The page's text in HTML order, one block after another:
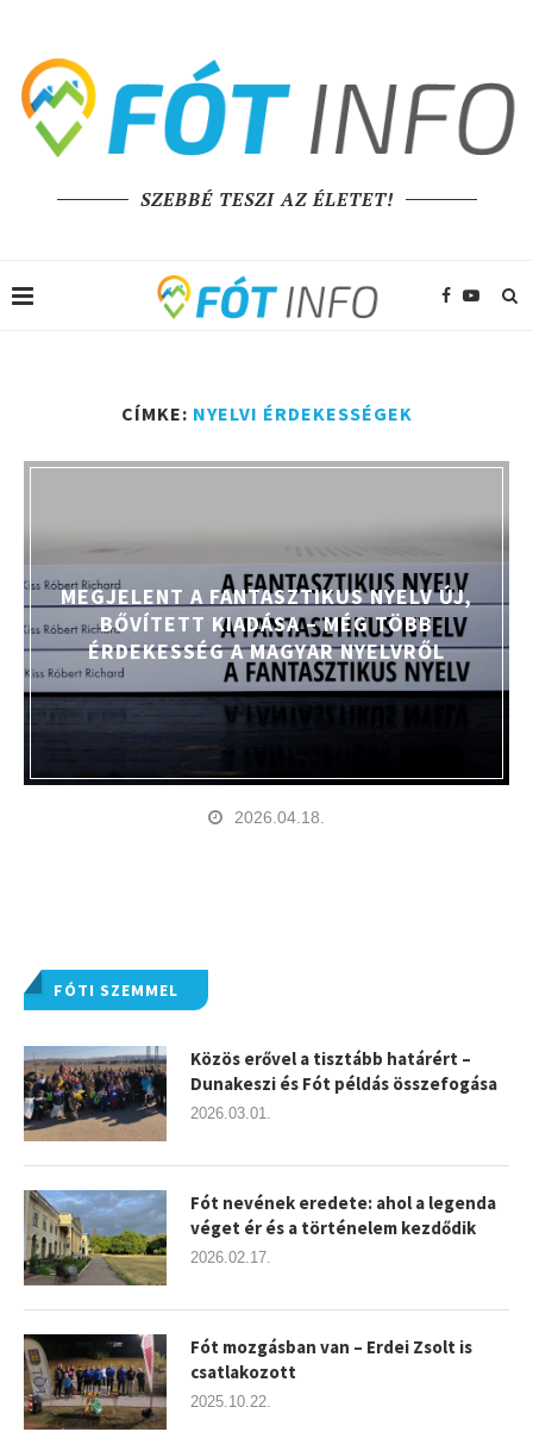
SZEBBÉ TESZI AZ ÉLETET!
CÍMKE: NYELVI ÉRDEKESSÉGEK
MEGJELENT A FANTASZTIKUS NYELV ÚJ,
BŐVÍTETT KIADÁSA – MÉG TÖBB
ÉRDEKESSÉG A MAGYAR NYELVRŐL
2026.04.18.
FÓTI SZEMMEL
Közös erővel a tisztább határért –
Dunakeszi és Fót példás összefogása
2026.03.01.
Fót nevének eredete: ahol a legenda
véget ér és a történelem kezdődik
2026.02.17.
Fót mozgásban van – Erdei Zsolt is
csatlakozott
2025.10.22.